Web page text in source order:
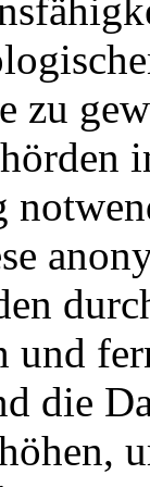
zu
und
die